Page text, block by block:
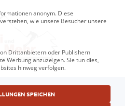
Ihr Reiseveranstalter in Kiel
anonym. Diese
wie unsere Besucher unsere
Drittanbietern oder Publishern
Werbung anzuzeigen. Sie tun dies,
hinweg verfolgen.
SPEICHEN